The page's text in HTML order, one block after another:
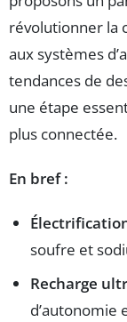
révolutionner la
aux systèmes
tendances de
une étape
plus connectée.
En bref :
soufre et
Recharge
d’autonomie